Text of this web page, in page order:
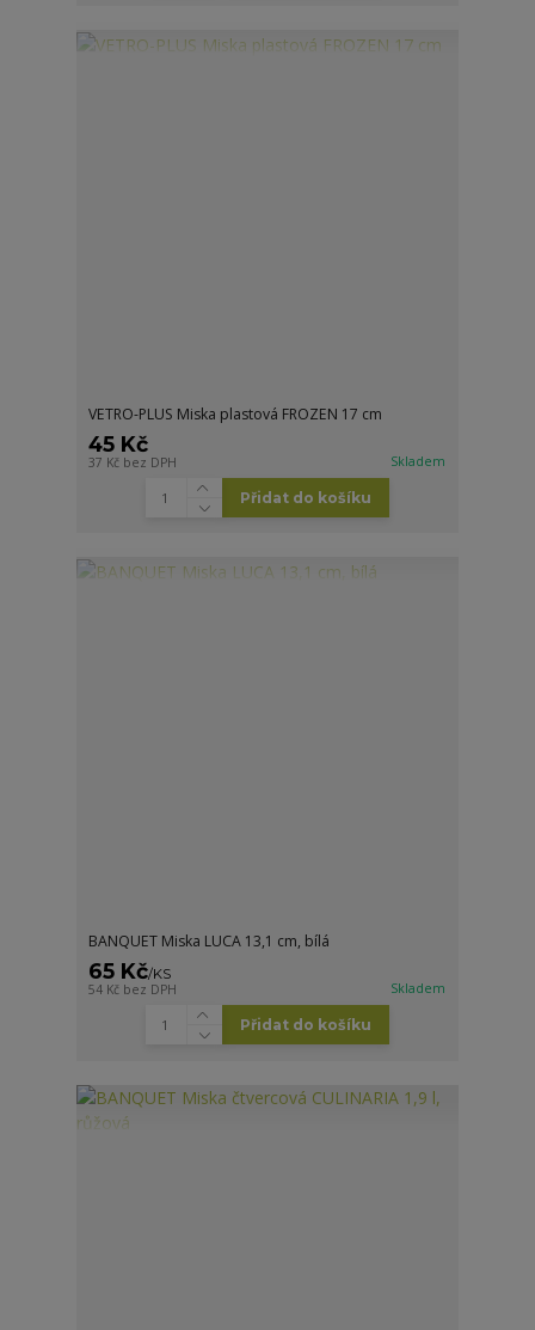
VETRO-PLUS Miska plastová FROZEN 17 cm
45 Kč
37 Kč bez DPH Skladem
Přidat do košíku
BANQUET Miska LUCA 13,1 cm, bílá
65 Kč/KS
54 Kč bez DPH Skladem
Přidat do košíku